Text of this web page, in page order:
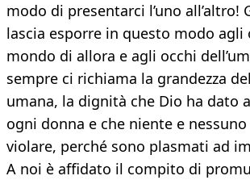
modo di presentarci l’uno all’altro!
lascia esporre in questo modo agli
mondo di allora e agli occhi
sempre ci richiama la grandezza
umana, la dignità che Dio ha dato
ogni donna e che niente e
violare, perché sono plasmati ad
A noi è affidato il compito di